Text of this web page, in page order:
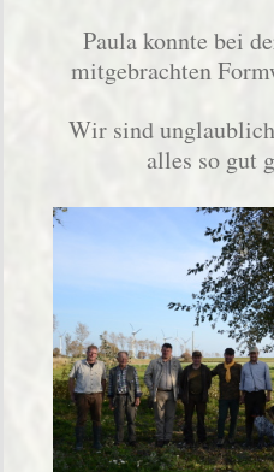
Paula konnte bei
mitgebrachten
Wir sind
alles so gut